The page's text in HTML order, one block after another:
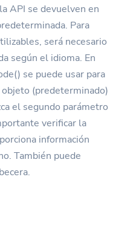
API se devuelven en
Para
será necesario
según el idioma. En
se puede usar para
(predeterminado)
el segundo parámetro
verificar la
información
También puede